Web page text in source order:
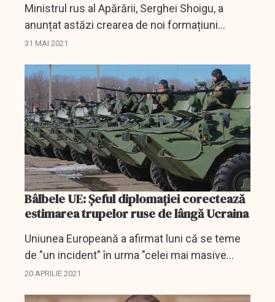
Ministrul rus al Apărării, Serghei Shoigu, a
anunțat astăzi crearea de noi formațiuni
militare la frontierele NATO ca răspuns la
navelor de...
31 MAI 2021
Bâlbele UE: Șeful diplomației corectează
estimarea trupelor ruse de lângă Ucraina
Uniunea Europeană a afirmat luni că se teme
de "un incident" în urma "celei mai masive
desfăşurări" de trupe ruseşti înregistrate
20 APRILIE 2021